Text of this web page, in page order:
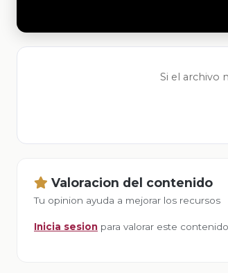
Si el archivo
Valoracion del contenido
Tu opinion ayuda a mejorar los recursos
Inicia sesion para valorar este